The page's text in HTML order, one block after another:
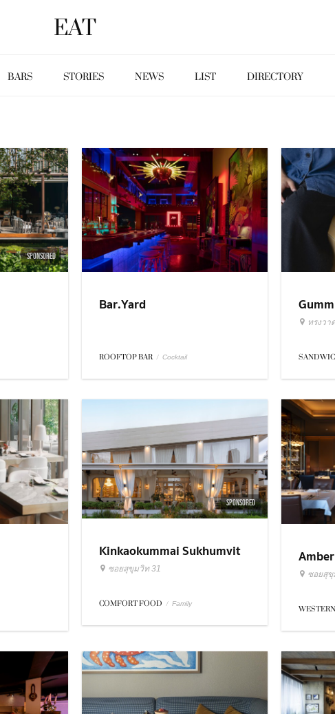
EAT
BARS STORIES NEWS LIST DIRECTORY
SPONSORED
Bar.Yard
ROOFTOP BAR / Cocktail
ทรงวา
SPONSORED
Kinkaokummai Sukhumvit
31ซอยสุขุมวิท 31
COMFORT FOOD / Family
Amber
ซอยสุขุ